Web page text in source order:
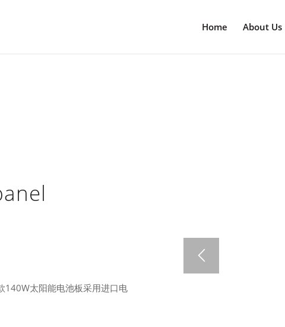
Home About Us
140W太阳能电池板采用进口电